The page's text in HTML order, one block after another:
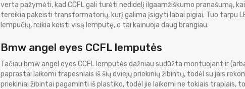
verta pažymėti, kad CCFL gali turėti nedidelį ilgaamžiškumo pranašumą,
tereikia pakeisti transformatorių, kurį galima įsigyti labai pigiai. Tuo tarpu
lempučių, reikia keisti visą lemputę, o tai kainuoja daug brangiau.
Bmw angel eyes CCFL lemputės
Tačiau bmw angel eyes CCFL lemputės dažniau sudūžta montuojant ir
paprastai laikomi trapesniais iš šių dviejų priekinių žibintų, todėl su jais
priekiniai žibintai pagaminti iš plastiko, todėl jie laikomi ne tokiais trapiais,